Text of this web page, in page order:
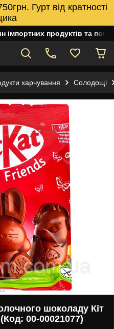
Гурт від кратності
імпортних продуктів та
харчування Солодощі
шоколаду Кіт
00-00021077)